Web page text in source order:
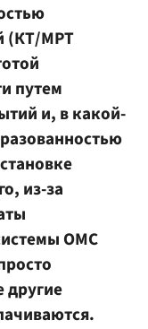
(КТ/МРТ
путем
и, в какой-
из-за
ОМС
другие